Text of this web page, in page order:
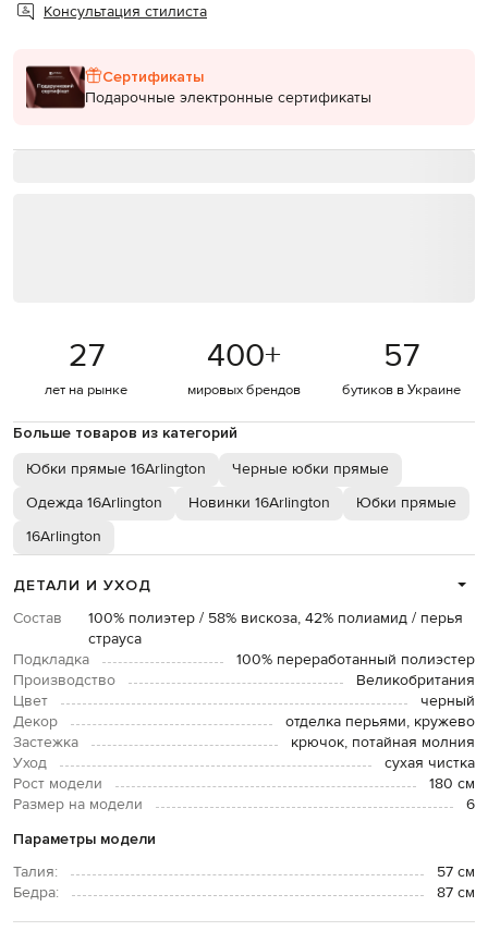
Консультация стилиста
Сертификаты
Подарочные электронные сертификаты
27
лет на рынке
400+
мировых брендов
57
бутиков в Украине
Больше товаров из категорий
Юбки прямые 16Arlington
Черные юбки прямые
Одежда 16Arlington
Новинки 16Arlington
Юбки прямые
16Arlington
ДЕТАЛИ И УХОД
Состав
100% полиэтер / 58% вискоза, 42% полиамид / перья
страуса
Подкладка
100% переработанный полиэстер
Производство
Великобритания
Цвет
черный
Декор
отделка перьями, кружево
Застежка
крючок, потайная молния
Уход
сухая чистка
Рост модели
180 см
Размер на модели
6
Параметры модели
Талия:
57 см
Бедра:
87 см